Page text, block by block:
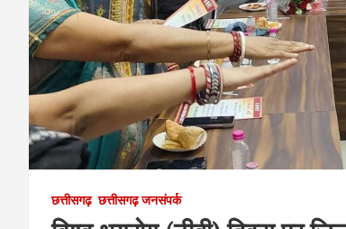
छत्तीसगढ़ छत्तीसगढ़ जनसंपर्क